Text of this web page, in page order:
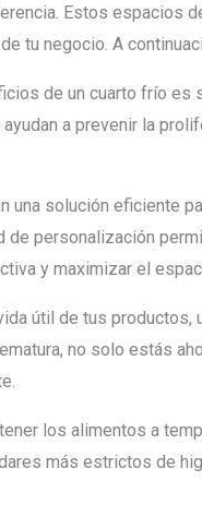
Estos
tu negocio. A
de un cuarto frío es
a prevenir la
una solución eficiente
personalización
y maximizar el
útil de tus
no solo estás
los alimentos a
más estrictos de